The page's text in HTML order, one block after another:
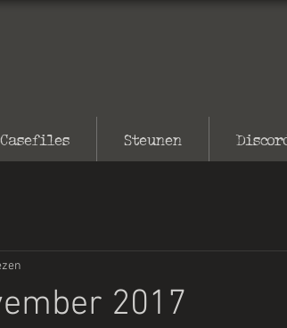
Casefiles Steunen
2017